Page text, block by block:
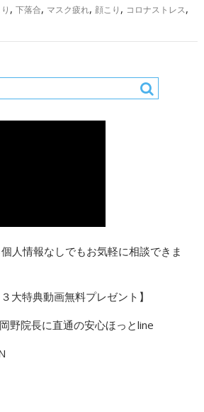
,下落合, マスク疲れ, 顔こり , コロナストレス,
人情報なしでもお気軽に相談できま
大特典動画無料プレゼント】
院長に直通の安心ほっとline